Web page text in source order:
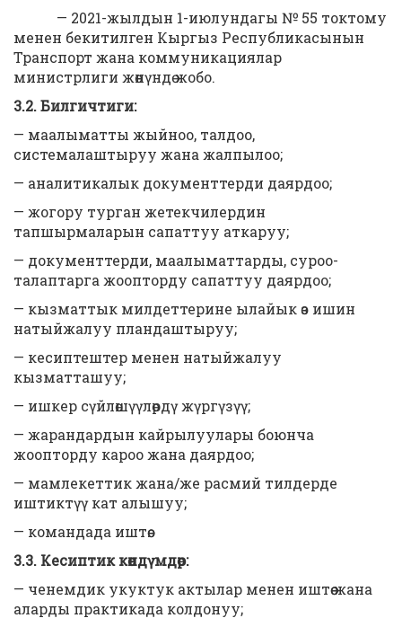
— 2021-жылдын 1-июлундагы № 55 токтому
менен бекитилген Кыргыз Республикасынын
Транспорт жана коммуникациялар
министрлиги жөнүндө жобо.
3.2. Билгичтиги:
— маалыматты жыйноо, талдоо,
системалаштыруу жана жалпылоо;
— аналитикалык документтерди даярдоо;
— жогору турган жетекчилердин
тапшырмаларын сапаттуу аткаруу;
— документтерди, маалыматтарды, суроо-
талаптарга жоопторду сапаттуу даярдоо;
— кызматтык милдеттерине ылайык өз ишин
натыйжалуу пландаштыруу;
— кесиптештер менен натыйжалуу
кызматташуу;
— ишкер сүйлөшүүлөрдү жүргүзүү;
— жарандардын кайрылуулары боюнча
жоопторду кароо жана даярдоо;
— мамлекеттик жана/же расмий тилдерде
иштиктүү кат алышуу;
— командада иштөө.
3.3. Кесиптик көндүмдөр:
— ченемдик укуктук актылар менен иштөө жана
аларды практикада колдонуу;